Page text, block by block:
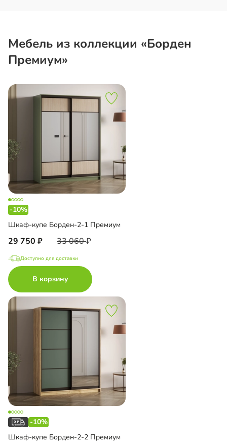
Мебель из коллекции «Борден
Премиум»
-10%
Шкаф-купе Борден-2-1 Премиум
29 750 33 060
Доступно для доставки
В корзину
-10%
Шкаф-купе Борден-2-2 Премиум